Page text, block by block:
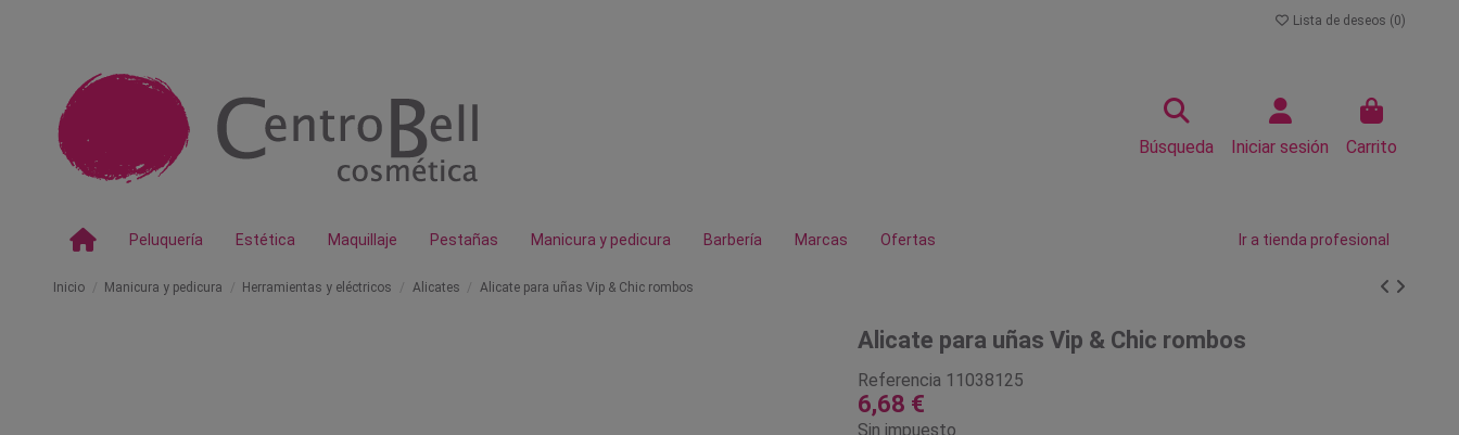
Lista de deseos (0)
Búsqueda Iniciar sesión Carrito
Peluquería Estética Maquillaje Pestañas Manicura y pedicura Barbería Marcas Ofertas Ir a tienda profesional
Inicio Manicura y pedicura Herramientas y eléctricos Alicates Alicate para uñas Vip & Chic rombos
Alicate para uñas Vip & Chic rombos
Referencia 11038125
6,68 €
Sin impuesto